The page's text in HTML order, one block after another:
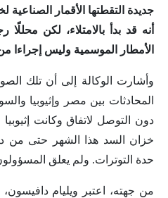
جديدة التقطتها الأقمار الصناعية
أنه قد بدأ بالامتلاء، لكن
الأمطار الموسمية وليس إجراءا
وأشارت الوكالة إلى أن تلك
المحادثات بين مصر وإثيوبيا
دون التوصل لاتفاق وكانت
خزان السد هذا الشهر حتى من
حدة التوترات. ولم يعلق
من جهته، اعتبر ويليام